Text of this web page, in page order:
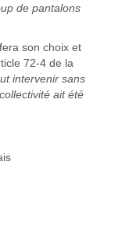
de pantalons
son choix et
72-4 de la
intervenir sans
ait été